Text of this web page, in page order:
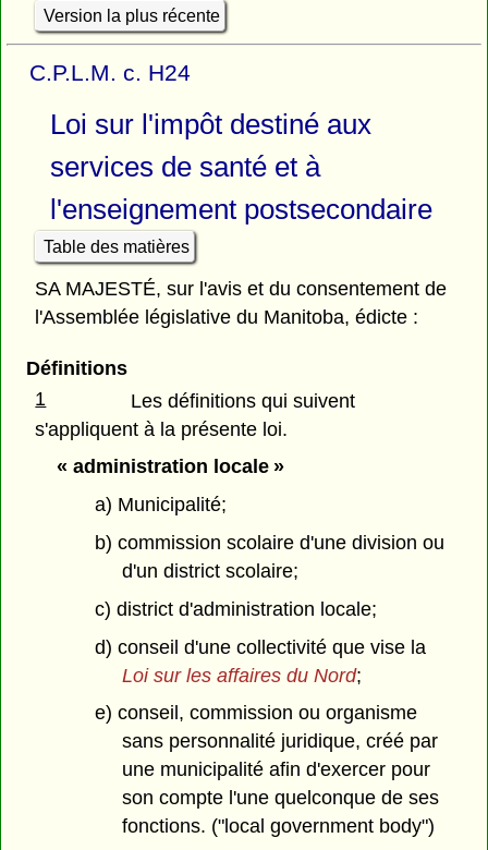
Version la plus récente
C.P.L.M. c. H24
Loi sur l'impôt destiné aux
services de santé et à
l'enseignement postsecondaire
Table des matières
SA MAJESTÉ, sur l'avis et du consentement de
l'Assemblée législative du Manitoba, édicte :
Définitions
1
Les définitions qui suivent
s'appliquent à la présente loi.
« administration locale »
a) Municipalité;
b) commission scolaire d'une division ou
d'un district scolaire;
c) district d'administration locale;
d) conseil d'une collectivité que vise la
Loi sur les affaires du Nord;
e) conseil, commission ou organisme
sans personnalité juridique, créé par
une municipalité afin d'exercer pour
son compte l'une quelconque de ses
fonctions. ("local government body")